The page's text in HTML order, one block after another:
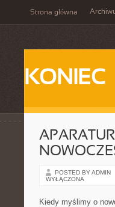
Strona główna
KONIEC
POSTED BY ADMIN
WYŁĄCZONA
Kiedy myślimy o